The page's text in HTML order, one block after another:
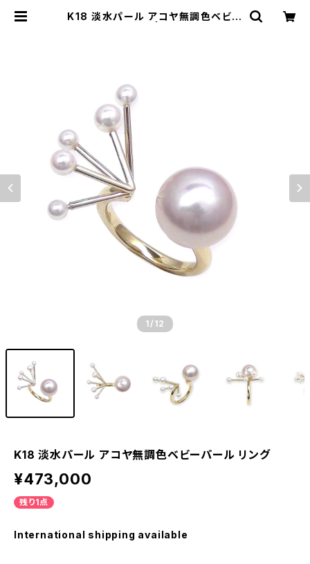
K18 淡水パール アコヤ無調色ベビー
1 /12
K18 淡水パール アコヤ無調色ベビーパール リング
¥473,000
残り1点
International shipping available